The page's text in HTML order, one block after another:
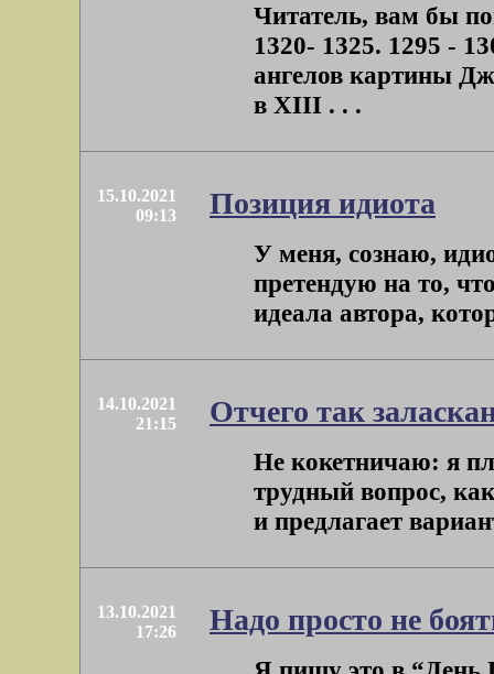
Читатель, вам бы
1320- 1325. 1295 -
ангелов картины
в XIII . . .
15.10.2021
09:13
Позиция идиота
У меня, сознаю,
претендую на то,
идеала автора,
14.10.2021
21:15
Отчего так
Не кокетничаю: я
трудный вопрос,
и предлагает
13.10.2021
17:26
Надо просто не